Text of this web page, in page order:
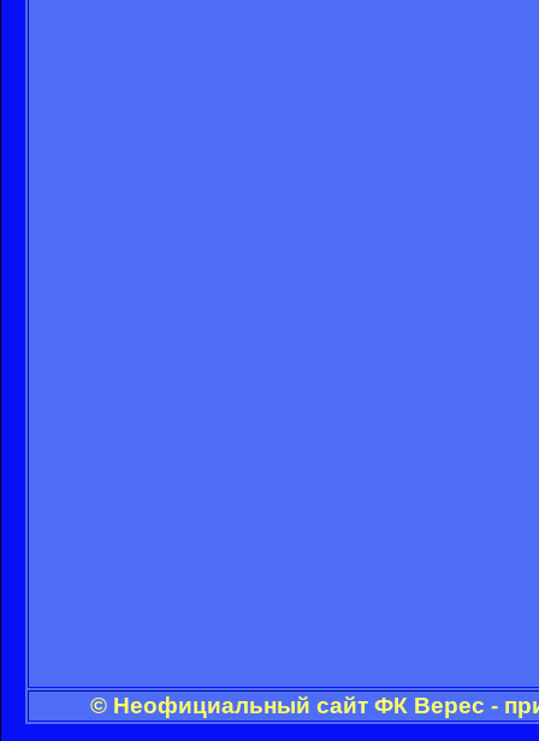
© Неофициальный сайт ФК Верес -